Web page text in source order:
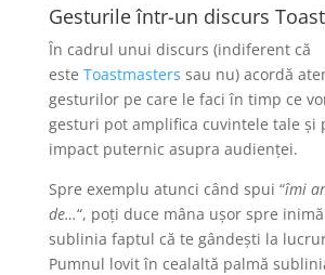
Gesturile într-un discurs
În cadrul unui discurs (indiferent că
este Toastmasters sau nu) acordă
gesturilor pe care le faci în timp ce
gesturi pot amplifica cuvintele tale și
impact puternic asupra audienței.
Spre exemplu atunci când spui “îmi
de…“, poți duce mâna ușor spre
sublinia faptul că te gândești la
Pumnul lovit în cealaltă palmă